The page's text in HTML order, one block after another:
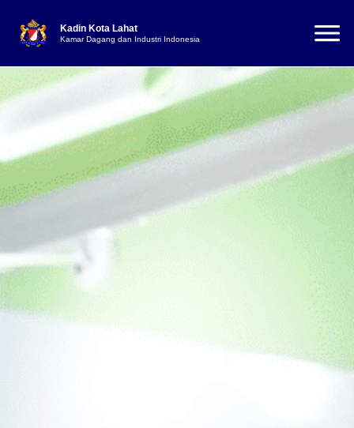
Kadin Kota Lahat
Kamar Dagang dan Industri Indonesia